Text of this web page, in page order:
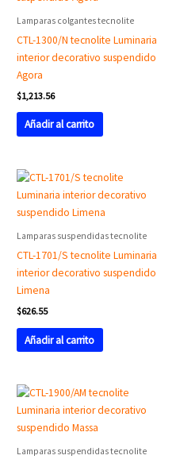
Lamparas colgantes tecnolite
CTL-1300/N tecnolite Luminaria
interior decorativo suspendido
Agora
$1,213.56
Añadir al carrito
Lamparas suspendidas tecnolite
CTL-1701/S tecnolite Luminaria
interior decorativo suspendido
Limena
$626.55
Añadir al carrito
Lamparas suspendidas tecnolite